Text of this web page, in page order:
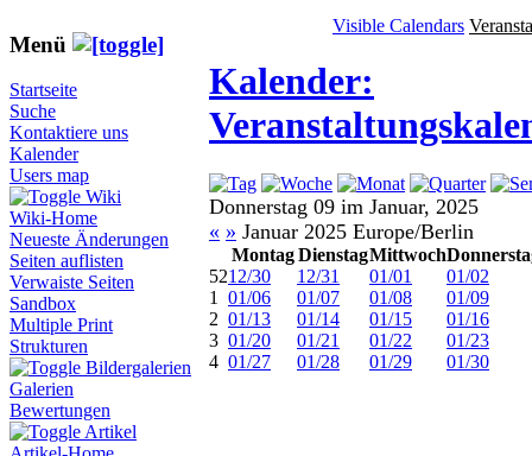
Menü
Startseite
Suche
Kontaktiere uns
Kalender
Users map
Wiki
Wiki-Home
Neueste Änderungen
Seiten auflisten
Verwaiste Seiten
Sandbox
Multiple Print
Strukturen
Bildergalerien
Galerien
Bewertungen
Artikel
Visible Calendars
Kalender:
Donnerstag 09 im Januar, 2025
« » Januar 2025 Europe/Berlin
Montag DienstagMittwoch
5212/30 12/31 01/01
01/02
1
01/06 01/07 01/08
01/09
2 01/13 01/14 01/15
01/16
3 01/20 01/21 01/22
01/23
4 01/27 01/28 01/29 01/30